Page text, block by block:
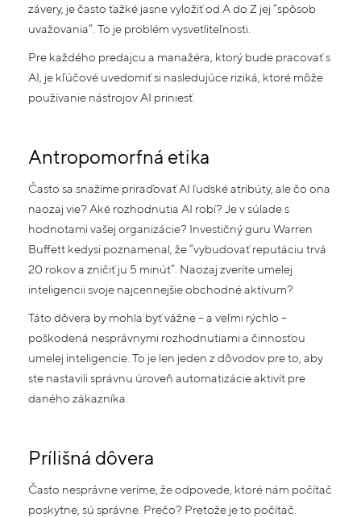
závery, je často ťažké jasne vyložiť od A do Z jej “spôsob
uvažovania”. To je problém vysvetliteľnosti.
Pre každého predajcu a manažéra, ktorý bude pracovať s
AI, je kľúčové uvedomiť si nasledujúce riziká, ktoré môže
používanie nástrojov AI priniesť.
Antropomorfná etika
Často sa snažíme priraďovať AI ľudské atribúty, ale čo ona
naozaj vie? Aké rozhodnutia AI robí? Je v súlade s
hodnotami vašej organizácie? Investičný guru Warren
Buffett kedysi poznamenal, že “vybudovať reputáciu trvá
20 rokov a zničiť ju 5 minút”. Naozaj zveríte umelej
inteligencii svoje najcennejšie obchodné aktívum?
Táto dôvera by mohla byť vážne – a veľmi rýchlo –
poškodená nesprávnymi rozhodnutiami a činnosťou
umelej inteligencie. To je len jeden z dôvodov pre to, aby
ste nastavili správnu úroveň automatizácie aktivít pre
daného zákazníka.
Prílišná dôvera
Často nesprávne veríme, že odpovede, ktoré nám počítač
poskytne, sú správne. Prečo? Pretože je to počítač.